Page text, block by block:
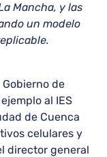
Mancha, y las
un modelo
Gobierno de
al IES
de Cuenca
celulares y
director general